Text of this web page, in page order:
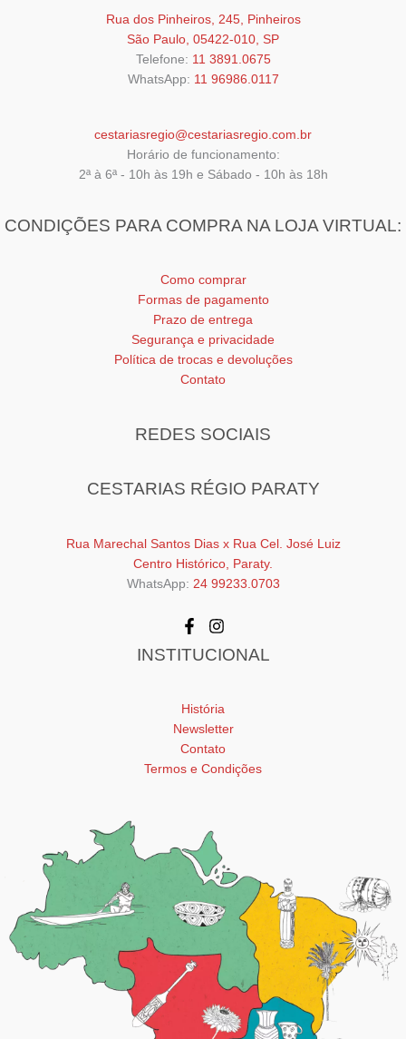
Rua dos Pinheiros, 245, Pinheiros
São Paulo, 05422-010, SP
Telefone: 11 3891.0675
WhatsApp: 11 96986.0117
cestariasregio@cestariasregio.com.br
Horário de funcionamento:
2ª à 6ª - 10h às 19h e Sábado - 10h às 18h
CONDIÇÕES PARA COMPRA NA LOJA VIRTUAL:
Como comprar
Formas de pagamento
Prazo de entrega
Segurança e privacidade
Política de trocas e devoluções
Contato
REDES SOCIAIS
CESTARIAS RÉGIO PARATY
Rua Marechal Santos Dias x Rua Cel. José Luiz
Centro Histórico, Paraty.
WhatsApp: 24 99233.0703
INSTITUCIONAL
História
Newsletter
Contato
Termos e Condições